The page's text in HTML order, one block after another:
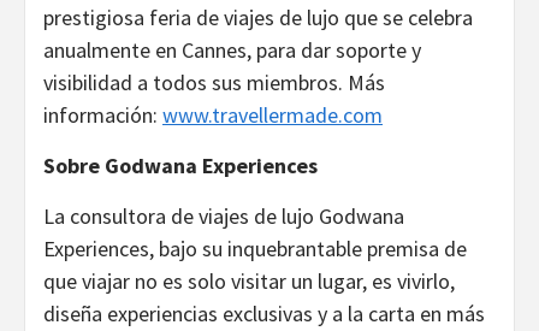
prestigiosa feria de viajes de lujo que se celebra
anualmente en Cannes, para dar soporte y
visibilidad a todos sus miembros. Más
información: www.travellermade.com
Sobre Godwana Experiences
La consultora de viajes de lujo Godwana
Experiences, bajo su inquebrantable premisa de
que viajar no es solo visitar un lugar, es vivirlo,
diseña experiencias exclusivas y a la carta en más